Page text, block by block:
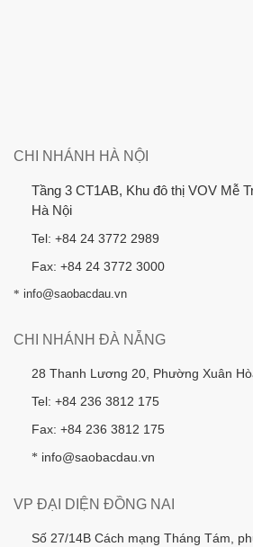
CHI NHÁNH HÀ NỘI
Tầng 3 CT1AB, Khu đô thị VOV Mễ
Hà Nội
Tel: +84 24 3772 2989
Fax: +84 24 3772 3000
* info@saobacdau.vn
CHI NHÁNH ĐÀ NẴNG
28 Thanh Lương 20, Phường Xuân
Tel: +84 236 3812 175
Fax: +84 236 3812 175
* info@saobacdau.vn
VP ĐẠI DIỆN ĐỒNG NAI
Số 27/14B Cách mạng Tháng Tám,